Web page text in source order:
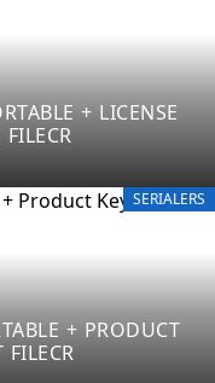
+ LICENSE
SERIALERS
+ PRODUCT